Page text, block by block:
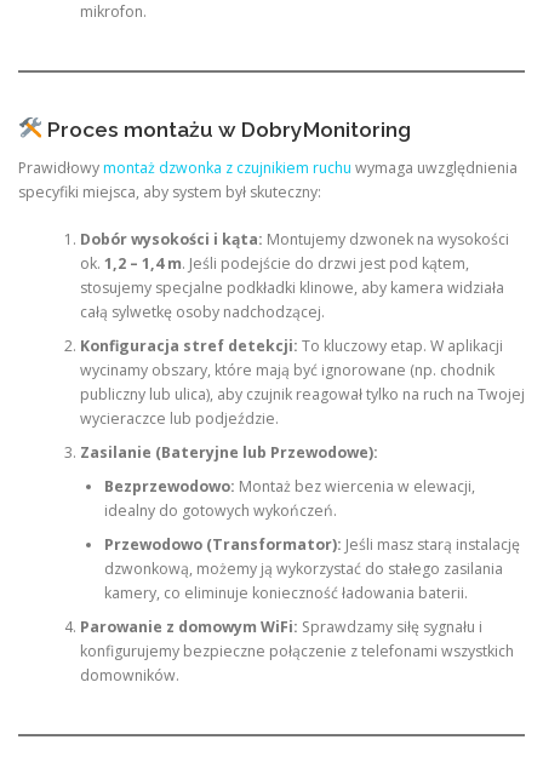
mikrofon.
Proces montażu w DobryMonitoring
Prawidłowymontaż dzwonka z czujnikiem ruchu wymaga uwzględnienia
specyfiki miejsca, aby system był skuteczny:
Dobór wysokości i kąta: Montujemy dzwonek na wysokości
ok. 1,2 – 1,4 m. Jeśli podejście do drzwi jest pod kątem,
stosujemy specjalne podkładki klinowe, aby kamera widziała
całą sylwetkę osoby nadchodzącej.
Konfiguracja stref detekcji: To kluczowy etap. W aplikacji
wycinamy obszary, które mają być ignorowane (np. chodnik
publiczny lub ulica), aby czujnik reagował tylko na ruch na Twojej
wycieraczce lub podjeździe.
Zasilanie (Bateryjne lub Przewodowe):
Bezprzewodowo: Montaż bez wiercenia w elewacji,
idealny do gotowych wykończeń.
Przewodowo (Transformator): Jeśli masz starą instalację
dzwonkową, możemy ją wykorzystać do stałego zasilania
kamery, co eliminuje konieczność ładowania baterii.
Parowanie z domowym WiFi: Sprawdzamy siłę sygnału i
konfigurujemy bezpieczne połączenie z telefonami wszystkich
domowników.